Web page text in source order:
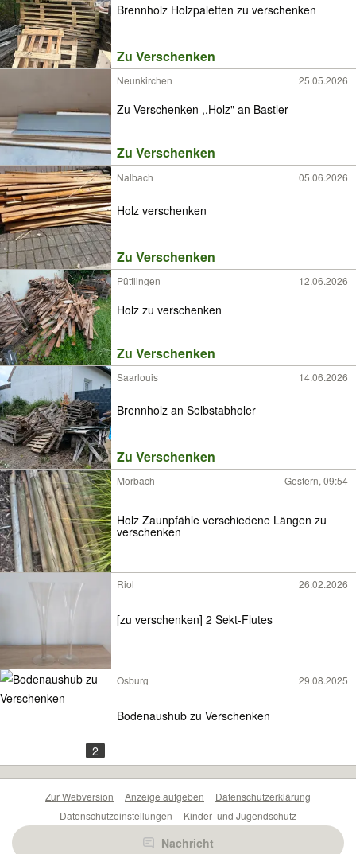
Brennholz Holzpaletten zu verschenken
Zu Verschenken
Neunkirchen 25.05.2026
Zu Verschenken ,,Holz" an Bastler
Zu Verschenken
Nalbach 05.06.2026
Holz verschenken
Zu Verschenken
Püttlingen 12.06.2026
Holz zu verschenken
Zu Verschenken
Saarlouis 14.06.2026
Brennholz an Selbstabholer
Zu Verschenken
Morbach Gestern, 09:54
Holz Zaunpfähle verschiedene Längen zu
verschenken
Riol 26.02.2026
[zu verschenken] 2 Sekt-Flutes
2
Osburg 29.08.2025
Bodenaushub zu Verschenken
Nachricht
Zur Webversion Anzeige aufgeben
Datenschutzerklärung
Datenschutzeinstellungen
Kinder- und Jugendschutz
Barrierefreiheitserklärung